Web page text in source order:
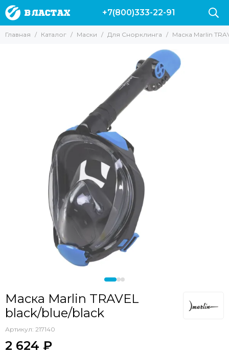
Маски
Маски без рамки
С креплением для GoPro
С моностеклом
С двумя стеклами
Просветленные стекла
+7(800)333-22-91
Главная Каталог Маски Для Снорклинга Маска Marlin
Маска Marlin TRAVEL
black/blue/black
Артикул: 217140
2 624 ₽